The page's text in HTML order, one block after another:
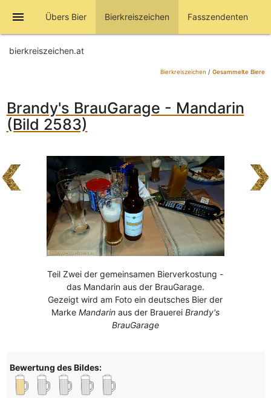
menu Übers Bier Bierkreiszeichen Fasszendenten
bierkreiszeichen.at
Bierkreiszeichen / Gesammelte Biere
Brandy's BrauGarage - Mandarin
(Bild 2583)
Teil Zwei der gemeinsamen Bierverkostung -
das Mandarin aus der BrauGarage.
Gezeigt wird am Foto ein deutsches Bier der
Marke Mandarinaus der Brauerei Brandy's
BrauGarage
Bewertung des Bildes: